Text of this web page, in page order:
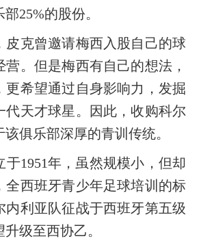
25%的股份。
皮克曾邀请梅西入股自己的球
营。但是梅西有自己的想法，
更希望通过自身影响力，发掘
代天才球星。因此，收购科尔
俱乐部深厚的青训传统。
于1951年，虽然规模小，但却
全西班牙青少年足球培训的标
内利亚队征战于西班牙第五级
级至西协乙。